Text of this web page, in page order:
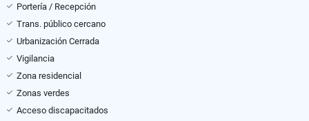
Portería / Recepción
Trans. público cercano
Urbanización Cerrada
Vigilancia
Zona residencial
Zonas verdes
Acceso discapacitados